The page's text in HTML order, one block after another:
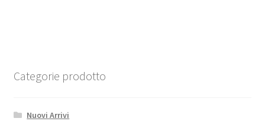
Categorie prodotto
Nuovi Arrivi